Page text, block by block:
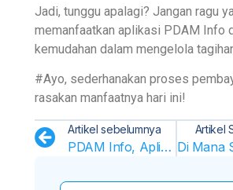
Jadi, tunggu apalagi? Jangan ragu
memanfaatkan aplikasi PDAM Info
kemudahan dalam mengelola
#Ayo, sederhanakan proses
rasakan manfaatnya hari ini!
Artikel sebelumnya
PDAM Info, Aplikasi Favorit Masyarakat Untuk Membayar Tagihan Air PDAM
Artikel